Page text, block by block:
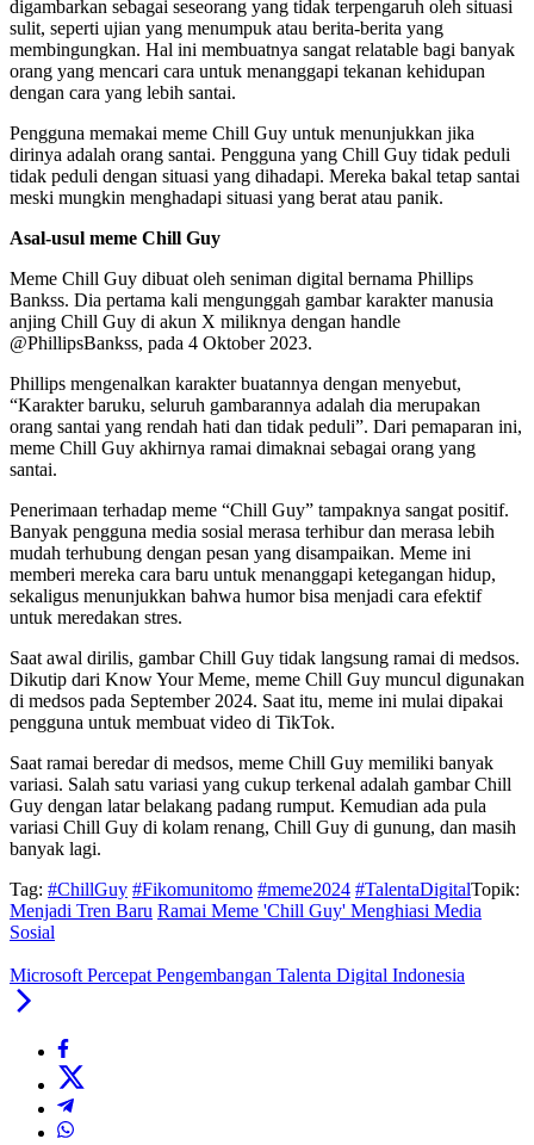
digambarkan sebagai seseorang yang tidak terpengaruh oleh situasi
sulit, seperti ujian yang menumpuk atau berita-berita yang
membingungkan. Hal ini membuatnya sangat relatable bagi banyak
orang yang mencari cara untuk menanggapi tekanan kehidupan
dengan cara yang lebih santai.
Pengguna memakai meme Chill Guy untuk menunjukkan jika
dirinya adalah orang santai. Pengguna yang Chill Guy tidak peduli
tidak peduli dengan situasi yang dihadapi. Mereka bakal tetap santai
meski mungkin menghadapi situasi yang berat atau panik.
Asal-usul meme Chill Guy
Meme Chill Guy dibuat oleh seniman digital bernama Phillips
Bankss. Dia pertama kali mengunggah gambar karakter manusia
anjing Chill Guy di akun X miliknya dengan handle
@PhillipsBankss, pada 4 Oktober 2023.
Phillips mengenalkan karakter buatannya dengan menyebut,
“Karakter baruku, seluruh gambarannya adalah dia merupakan
orang santai yang rendah hati dan tidak peduli”. Dari pemaparan ini,
meme Chill Guy akhirnya ramai dimaknai sebagai orang yang
santai.
Penerimaan terhadap meme “Chill Guy” tampaknya sangat positif.
Banyak pengguna media sosial merasa terhibur dan merasa lebih
mudah terhubung dengan pesan yang disampaikan. Meme ini
memberi mereka cara baru untuk menanggapi ketegangan hidup,
sekaligus menunjukkan bahwa humor bisa menjadi cara efektif
untuk meredakan stres.
Saat awal dirilis, gambar Chill Guy tidak langsung ramai di medsos.
Dikutip dari Know Your Meme, meme Chill Guy muncul digunakan
di medsos pada September 2024. Saat itu, meme ini mulai dipakai
pengguna untuk membuat video di TikTok.
Saat ramai beredar di medsos, meme Chill Guy memiliki banyak
variasi. Salah satu variasi yang cukup terkenal adalah gambar Chill
Guy dengan latar belakang padang rumput. Kemudian ada pula
variasi Chill Guy di kolam renang, Chill Guy di gunung, dan masih
banyak lagi.
Tag: #ChillGuy #Fikomunitomo #meme2024 #TalentaDigitalTopik:
Menjadi Tren Baru Ramai Meme 'Chill Guy' Menghiasi Media
Sosial
Microsoft Percepat Pengembangan Talenta Digital Indonesia